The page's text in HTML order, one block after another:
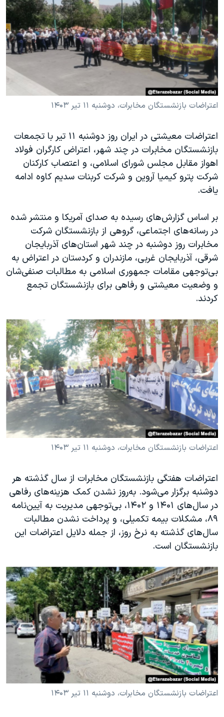
فرهنگ و زندگی
حقوق شهروندی
اقتصادی
علم و فناوری
اسرائیل در جنگ
مستندها
انتخابات ریاست جمهوری آمریکا ۲۰۲۴
حمله جمهوری اسلامی به اسرائیل
رمز مهسا
ورزش زنان در ایران
اعتراضات زن، زندگی، آزادی
تریبونال مردمی آبان ۹۸
دادگاه حمید نوری
چهل سال گروگان‌گیری
قانون شفافیت دارائی کادر رهبری ایران
اسرائیل در جنگ
نرگس محمدی برنده جایزه نوبل صلح
همایش محافظه‌کاران آمریکا «سی‌پک»
صفحه‌های ویژه
سفر پرزیدنت ترامپ به چین
دنبال کنید
زبانهای مختلف
اعتراضات بازنشستگان مخابرات، دوشنبه ۱۱ تیر ۱۴۰۳
اعتراضات معیشتی در ایران روز دوشنبه ۱۱ تیر با تجمعات
بازنشستگان مخابرات در چند شهر، اعتراض کارگران فولاد
اهواز مقابل مجلس شورای اسلامی، و اعتصاب کارکنان
شرکت پترو کیمیا آروین و شرکت کربنات سدیم کاوه ادامه
یافت.
بر اساس گزارش‌های رسیده به صدای آمریکا و منتشر شده
در رسانه‌های اجتماعی، گروهی از بازنشستگان شرکت
مخابرات روز دوشنبه در چند شهر استان‌های آذربایجان
شرقی، آذربایجان غربی، مازندران و کردستان در اعتراض به
بی‌توجهی مقامات جمهوری اسلامی به مطالبات صنفی‌شان
و وضعیت معیشتی و رفاهی برای بازنشستگان تجمع
کردند.
اعتراضات بازنشستگان مخابرات، دوشنبه ۱۱ تیر ۱۴۰۳
اعتراضات هفتگی بازنشستگان مخابرات از سال گذشته هر
دوشنبه برگزار می‌شود. به‌روز نشدن کمک هزینه‌های رفاهی
در سال‌های ۱۴۰۱ و ۱۴۰۲، بی‌توجهی مدیریت به آیین‌نامه
۸۹، مشکلات بیمه تکمیلی، و پرداخت نشدن مطالبات
سال‌های گذشته به نرخ روز، از جمله دلایل اعتراضات این
بازنشستگان است.
اعتراضات بازنشستگان مخابرات، دوشنبه ۱۱ تیر ۱۴۰۳